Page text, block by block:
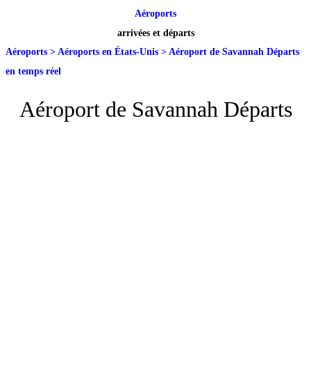
Aéroports
arrivées et départs
Aéroports > Aéroports en États-Unis > Aéroport de Savannah Départs
en temps réel
Aéroport de Savannah Départs